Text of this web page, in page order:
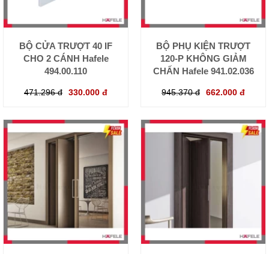
BỘ CỬA TRƯỢT 40 IF
CHO 2 CÁNH Hafele
494.00.110
471.296 đ 330.000 đ
BỘ PHỤ KIỆN TRƯỢT
120-P KHÔNG GIẢM
CHẤN Hafele 941.02.036
945.370 đ 662.000 đ